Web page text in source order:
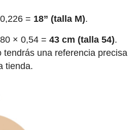
= 18” (talla M).
80 × 0,54 = 43 cm (talla 54).
tendrás una referencia precisa
tienda.